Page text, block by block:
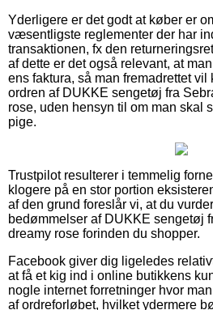
Yderligere er det godt at køber er
væsentligste reglementer der har
transaktionen, fx den
af dette er det også relevant, at
ens faktura, så man fremadrettet
ordren af DUKKE sengetøj fra
rose, uden hensyn til om man skal
pige.
Trustpilot resulterer i temmelig
klogere på en stor portion
af den grund foreslår vi, at du
bedømmelser af DUKKE sengetøj
dreamy rose forinden du shopper.
Facebook giver dig ligeledes
at få et kig ind i online butikkens
nogle internet forretninger hvor
af ordreforløbet, hvilket ydermere